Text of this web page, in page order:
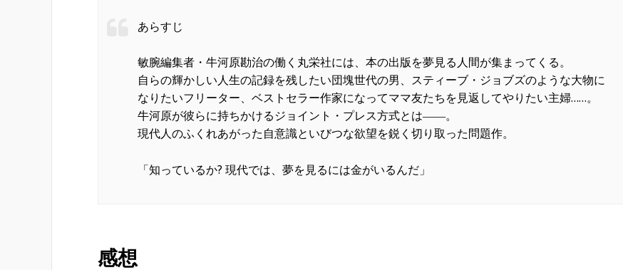
あらすじ
敏腕編集者・牛河原勘治の働く丸栄社には、本の出版を夢見る人間が集まってくる。
自らの輝かしい人生の記録を残したい団塊世代の男、スティーブ・ジョブズのような大物に
なりたいフリーター、ベストセラー作家になってママ友たちを見返してやりたい主婦……。
牛河原が彼らに持ちかけるジョイント・プレス方式とは――。
現代人のふくれあがった自意識といびつな欲望を鋭く切り取った問題作。
「知っているか? 現代では、夢を見るには金がいるんだ」
感想